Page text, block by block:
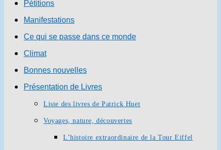
Pétitions
Manifestations
Ce qui se passe dans ce monde
Climat
Bonnes nouvelles
Présentation de Livres
Liste des livres de Patrick Huet
Voyages, nature, découvertes
L’histoire extraordinaire de la Tour Eiffel